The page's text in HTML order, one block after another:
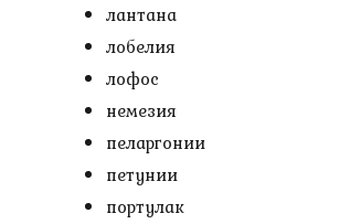
лантана
лобелия
лофос
немезия
пеларгонии
петунии
портулак